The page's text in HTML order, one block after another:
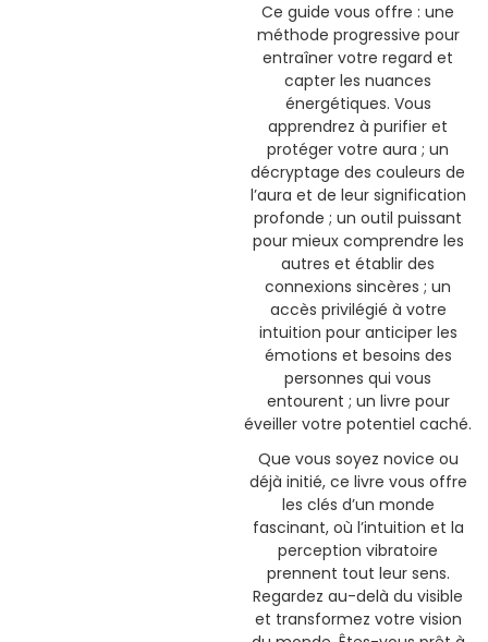
Ce guide vous offre : une
méthode progressive pour
entraîner votre regard et
capter les nuances
énergétiques. Vous
apprendrez à purifier et
protéger votre aura ; un
décryptage des couleurs de
l’aura et de leur signification
profonde ; un outil puissant
pour mieux comprendre les
autres et établir des
connexions sincères ; un
accès privilégié à votre
intuition pour anticiper les
émotions et besoins des
personnes qui vous
entourent ; un livre pour
éveiller votre potentiel caché.
Que vous soyez novice ou
déjà initié, ce livre vous offre
les clés d’un monde
fascinant, où l’intuition et la
perception vibratoire
prennent tout leur sens.
Regardez au-delà du visible
et transformez votre vision